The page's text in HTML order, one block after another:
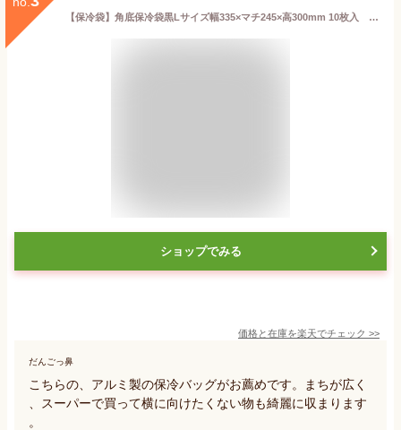
【保冷袋】角底保冷袋黒Lサイズ幅335×マチ245×高300mm 10枚入 業務用 アルミ 保冷バッグ
ショップでみる
価格と在庫を楽天でチェック >>
だんごっ鼻
こちらの、アルミ製の保冷バッグがお薦めです。まちが広く
、スーパーで買って横に向けたくない物も綺麗に収まります
。